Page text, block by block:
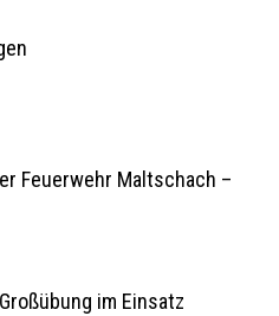
Feuerwehr Maltschach –
im Einsatz